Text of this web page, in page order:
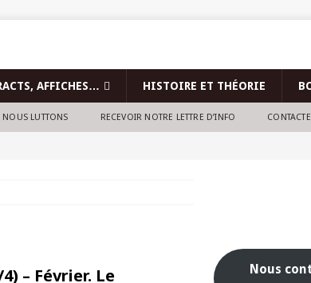
AFFICHES… HISTOIRE ET THÉORIE
LUTTONS RECEVOIR NOTRE LETTRE D’INFO
– Février. Le
Nous